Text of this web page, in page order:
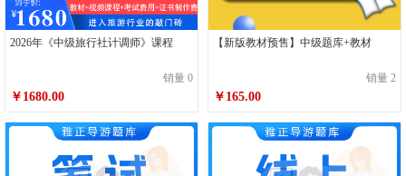
2026年《中级旅行社计调师》课程
销量 0
￥1680.00
【新版教材预售】中级题库+教材
销量 2
￥165.00